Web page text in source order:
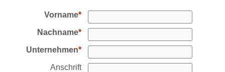
Vorname
Nachname
Unternehmen
Anschrift